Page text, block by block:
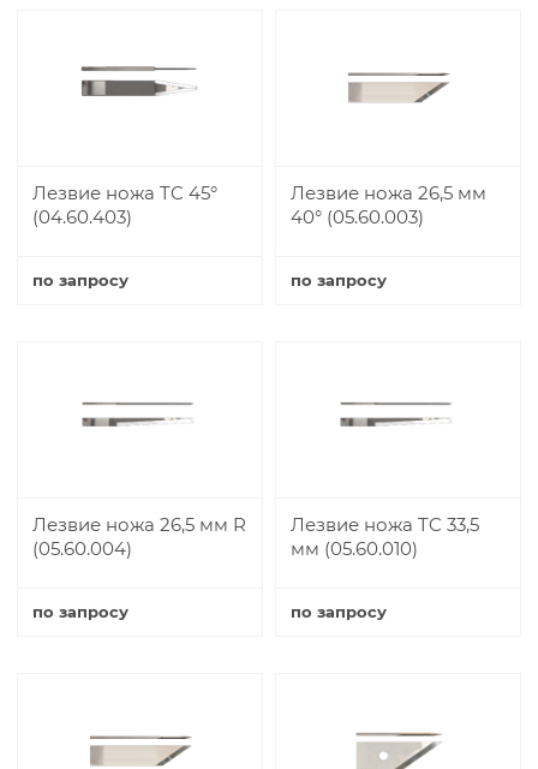
Лезвие ножа TC 45°
(04.60.403)
по запросу
Лезвие ножа 26,5 мм
40° (05.60.003)
по запросу
Лезвие ножа 26,5 мм R
(05.60.004)
по запросу
Лезвие ножа TC 33,5
мм (05.60.010)
по запросу